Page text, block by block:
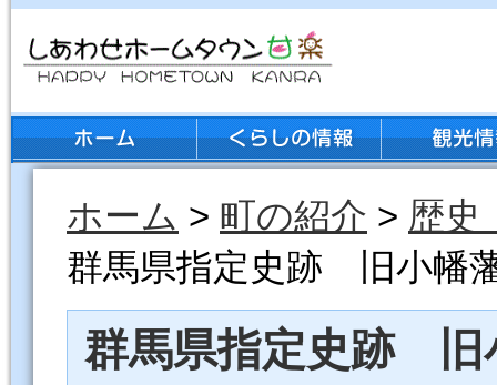
ホーム > 町の紹介 > 歴史
群馬県指定史跡 旧小幡
群馬県指定史跡 旧